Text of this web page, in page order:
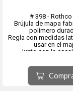
# 398 - Rothco
Brújula de mapa
polímero
Regla con medidas
usar en el
Junto con la
Medidas de la
supervivencia: 14 cm
cm.
Esfera giratoria